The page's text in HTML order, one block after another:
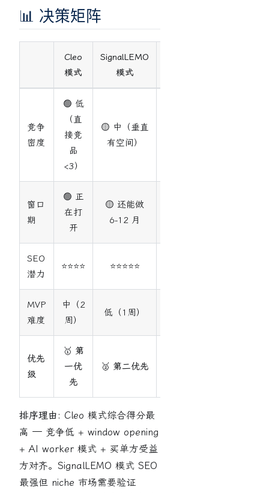
📊 决策矩阵
Cleo
模式
SignalLEMO
模式
竞争
密度
🟢 低
（直
接竞
品
<3）
🟡 中（垂直
有空间）
窗口
期
🟢 正
在打
开
🟡 还能做
6-12 月
SEO
潜力
⭐⭐⭐⭐ ⭐⭐⭐⭐⭐
MVP
难度
中（2
周）
低（1周）
优先
级
🥇 第
一优
先
🥈 第二优先
排序理由: Cleo 模式综合得分最
高 — 竞争低 + window opening
+ AI worker 模式 + 买单方受益
方对齐。SignalLEMO 模式 SEO
最强但 niche 市场需要验证